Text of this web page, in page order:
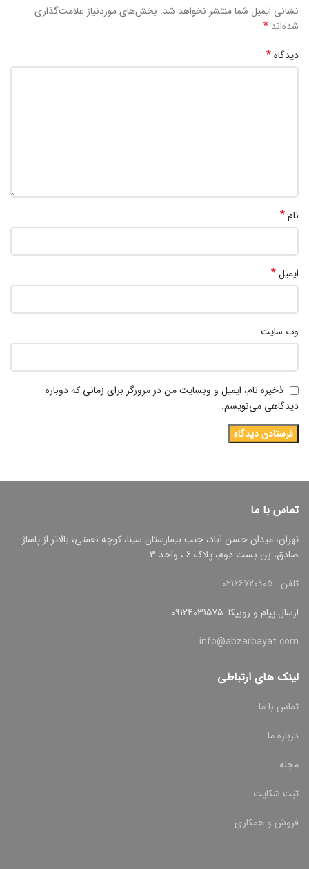
نشانی ایمیل شما منتشر نخواهد شد. بخش‌های موردنیاز علامت‌گذاری
شده‌اند *
دیدگاه*
نام*
ایمیل*
وب‌ سایت
ذخیره نام، ایمیل و وبسایت من در مرورگر برای زمانی که دوباره
دیدگاهی می‌نویسم.
تماس با ما
تهران، میدان حسن آباد، جنب بیمارستان سینا، کوچه نعمتی، بالاتر از پاساژ
صادق، بن بست دوم، پلاک 6 ، واحد 3
تلفن : 02166720905
ارسال پیام و روبیکا: 09124031575
info@abzarbayat.com
لینک های ارتباطی
تماس با ما
درباره ما
مجله
ثبت شکایت
فروش و همکاری